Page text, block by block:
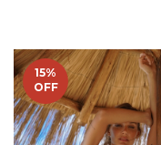
15%
OFF